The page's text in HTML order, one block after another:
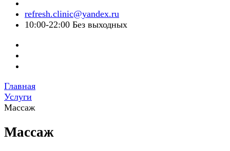
refresh.clinic@yandex.ru
10:00-22:00 Без выходных
Главная
Услуги
Массаж
Массаж